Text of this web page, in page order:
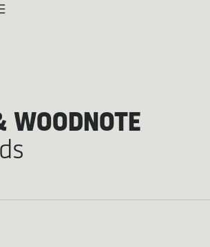
WOODNOTE